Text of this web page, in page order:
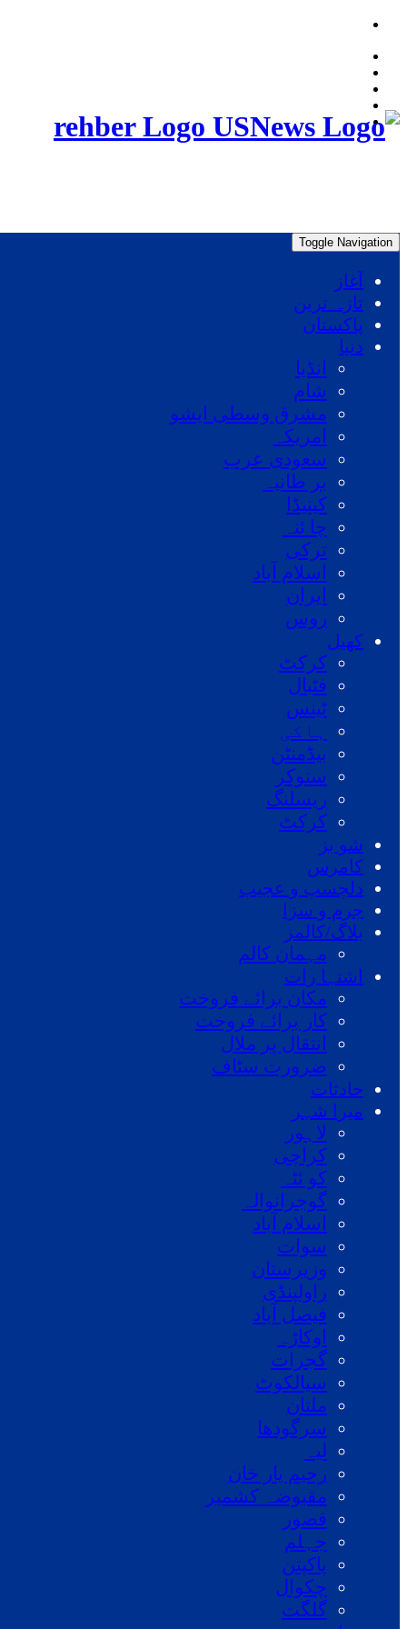
rehber Logo
Toggle Navigation
آغاز
تازہ ترین
پاکستان
دنیا
انڈیا
شام
مشرق وسطی ایشو
امریکہ
سعودی عرب
بر طانیہ
کینیڈا
چا ئنہ
ترکی
اسلام آباد
ایران
روس
کھیل
کرکٹ
فٹبال
ٹینس
ہاکی
بیڈمنٹن
سنوکر
ریسلنگ
کرکٹ
شو بز
کامرس
دلچسپ و عجیب
جرم و سزا
بلاگ/کالمز
مہمان کالم
اشتہا رات
مکان برائے فروخت
کار برائے فروخت
انتقال پر ملال
ضرورت سٹاف
حادثات
میرا شہر
لاہور
کراچی
کو ئٹہ
گوجرانوالہ
اسلام آباد
سوات
وزیرستان
راولپنڈی
فیصل آباد
اوکاڑہ
گجرات
سیالکوٹ
ملتان
سرگودھا
لیہ
رحیم یار خان
مقبوضہ کشمیر
قصور
جہلم
پاکپتن
چکوال
گلگت